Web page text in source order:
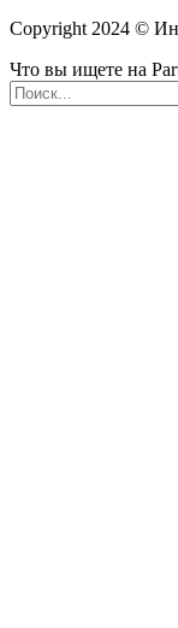
Copyright 2024 ©
Что вы ищете на